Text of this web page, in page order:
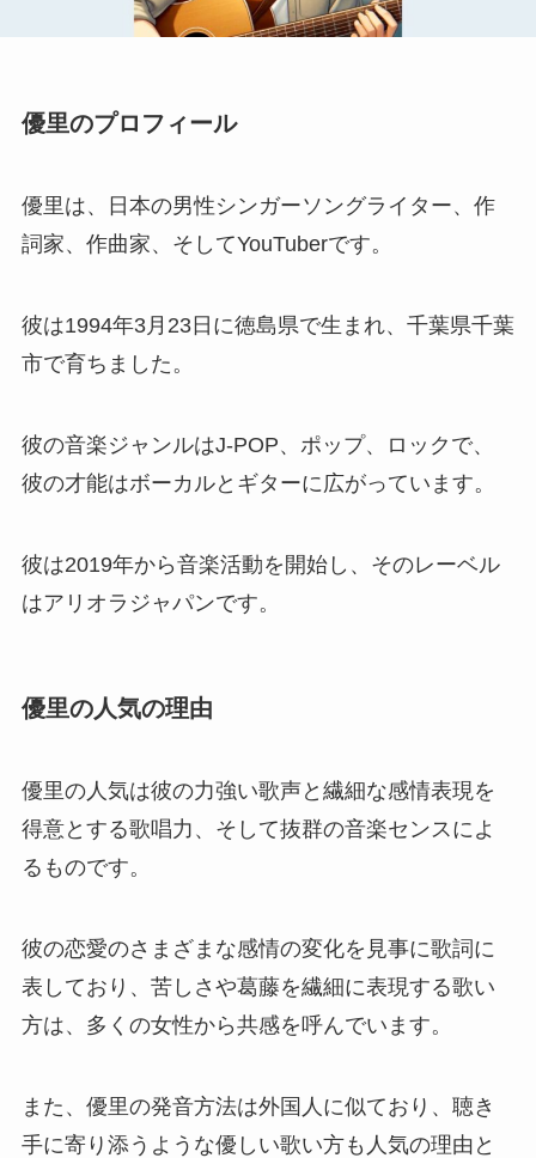
優里のプロフィール
優里は、日本の男性シンガーソングライター、作
詞家、作曲家、そしてYouTuberです。
彼は1994年3月23日に徳島県で生まれ、千葉県千葉
市で育ちました。
彼の音楽ジャンルはJ-POP、ポップ、ロックで、
彼の才能はボーカルとギターに広がっています。
彼は2019年から音楽活動を開始し、そのレーベル
はアリオラジャパンです。
優里の人気の理由
優里の人気は彼の力強い歌声と繊細な感情表現を
得意とする歌唱力、そして抜群の音楽センスによ
るものです。
彼の恋愛のさまざまな感情の変化を見事に歌詞に
表しており、苦しさや葛藤を繊細に表現する歌い
方は、多くの女性から共感を呼んでいます。
また、優里の発音方法は外国人に似ており、聴き
手に寄り添うような優しい歌い方も人気の理由と